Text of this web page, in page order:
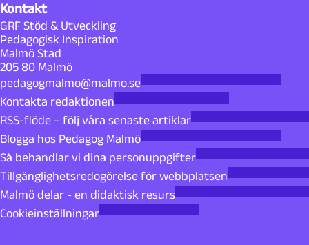
Kontakt
GRF Stöd & Utveckling
Pedagogisk Inspiration
Malmö Stad
205 80 Malmö
pedagogmalmo@malmo.se
Kontakta redaktionen
RSS-flöde – följ våra senaste artiklar
Blogga hos Pedagog Malmö
Så behandlar vi dina personuppgifter
Tillgänglighetsredogörelse för webbplatsen
Malmö delar - en didaktisk resurs
Cookieinställningar